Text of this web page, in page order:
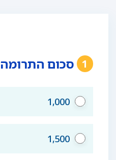
1 סכום התרומה
1,000
1,500